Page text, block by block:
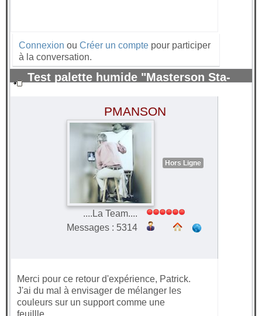
Connexion ou Créer un compte pour participer
à la conversation.
Test palette humide "Masterson Sta-
PMANSON
Hors Ligne
....La Team....
Messages : 5314
Merci pour ce retour d'expérience, Patrick.
J'ai du mal à envisager de mélanger les
couleurs sur un support comme une
feuillle